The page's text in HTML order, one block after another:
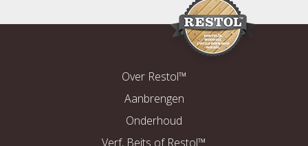
Over Restol™
Aanbrengen
Onderhoud
Verf, Beits of Restol™